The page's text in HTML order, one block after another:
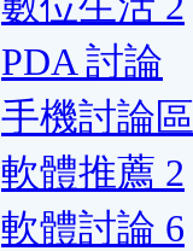
PDA 討論
手機討論區
軟體推薦 2
軟體討論 6